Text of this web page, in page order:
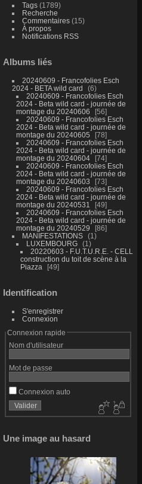
Tags(1789)
Recherche
Commentaires(15)
À propos
Notifications RSS
Albums liés
20240609 - Francofolies Esch
2024 - BETA wild card
6
20240609 - Francofolies Esch
2024 - Beta wild card - journée de
montage du 20240606
56
20240609 - Francofolies Esch
2024 - Beta wild card - journée de
montage du 20240605
78
20240609 - Francofolies Esch
2024 - Beta wild card - journée de
montage du 20240604
74
20240609 - Francofolies Esch
2024 - Beta wild card - journée de
montage du 20240603
73
20240609 - Francofolies Esch
2024 - Beta wild card - journée de
montage du 20240531
49
20240609 - Francofolies Esch
2024 - Beta wild card - journée de
montage du 20240529
86
MANIFESTATIONS
1
LUXEMBOURG
1
20220603 - F.U.T.U.R.E. - CELL
construction du toit de scène à la
Piazza
49
Identification
S'enregistrer
Connexion
Connexion rapide
Nom d'utilisateur
Mot de passe
Connexion auto
Une image au hasard